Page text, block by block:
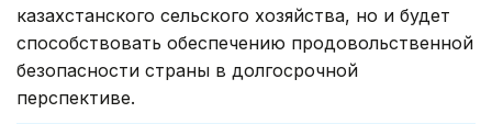
казахстанского сельского хозяйства, но и будет
способствовать обеспечению продовольственной
безопасности страны в долгосрочной
перспективе.